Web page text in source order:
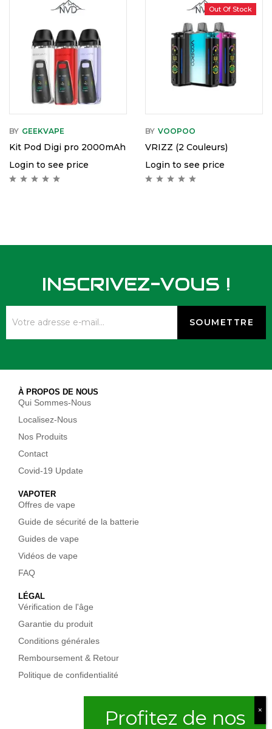
BY GEEKVAPE
Kit Pod Digi pro 2000mAh
Login to see price
Hot
Out Of Stock
BY VOOPOO
VRIZZ (2 Couleurs)
Login to see price
INSCRIVEZ-VOUS !
À PROPOS DE NOUS
Qui Sommes-Nous
Localisez-Nous
Nos Produits
Contact
Covid-19 Update
VAPOTER
Offres de vape
Guide de sécurité de la batterie
Guides de vape
Vidéos de vape
FAQ
LÉGAL
Vérification de l'âge
Garantie du produit
Conditions générales
Remboursement & Retour
Politique de confidentialité